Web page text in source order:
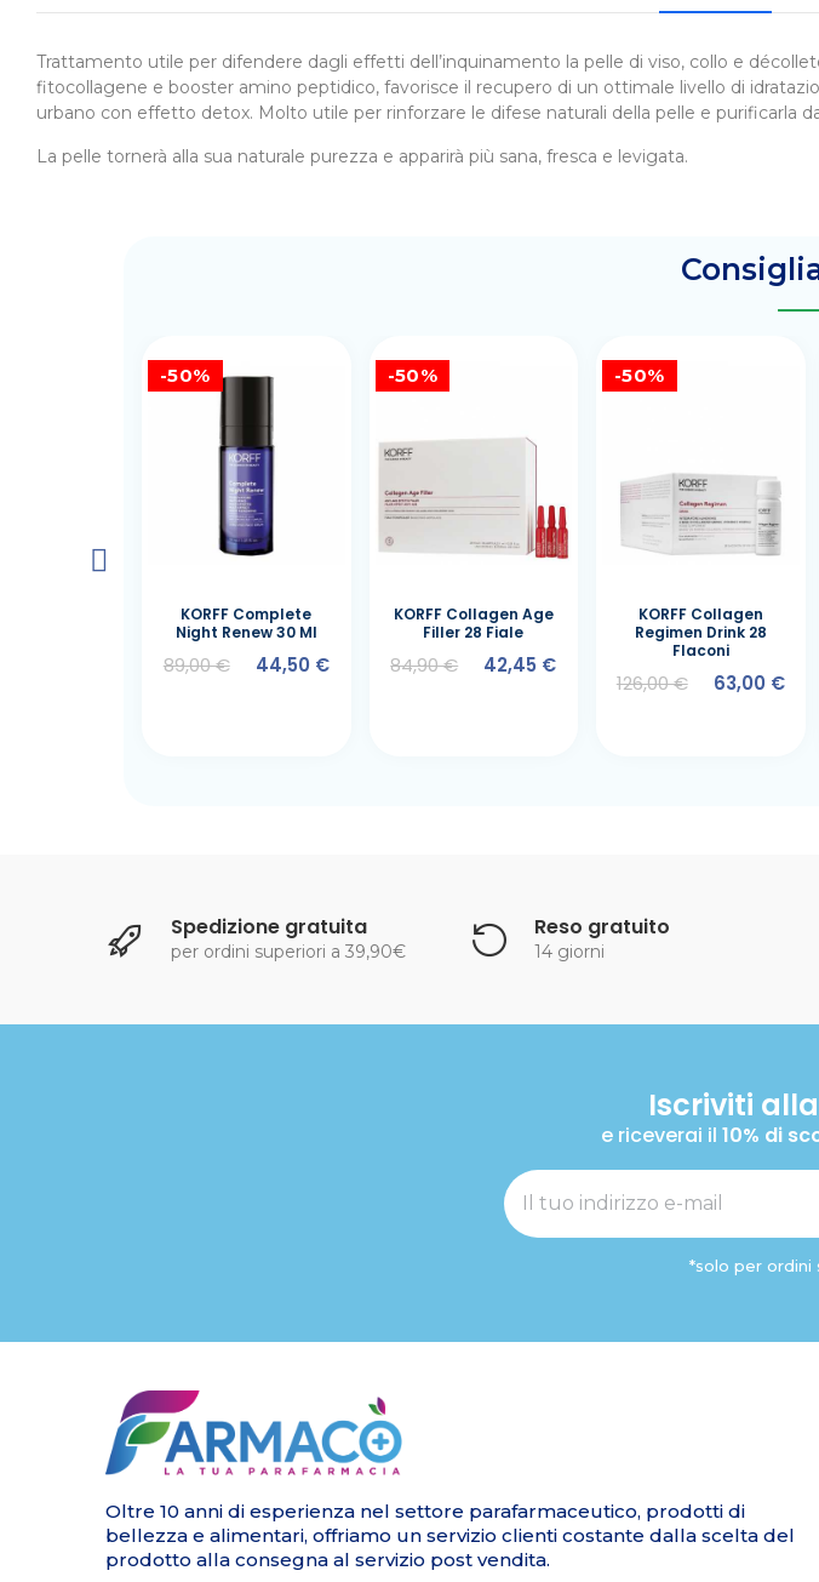
Trattamento utile per difendere dagli effetti dell’inquinamento la pelle di viso, collo e
fitocollagene e booster amino peptidico, favorisce il recupero di un ottimale livello di
urbano con effetto detox. Molto utile per rinforzare le difese naturali della pelle e purificarla
La pelle tornerà alla sua naturale purezza e apparirà più sana, fresca e levigata.
-50%
KORFF Complete
Night Renew 30 Ml
89,00 € 44,50 €
-50%
KORFF Collagen Age
Filler 28 Fiale
84,90 € 42,45 €
-50%
KORFF Collagen
Regimen Drink 28
Flaconi
126,00 € 63,00 €
Spedizione gratuita
per ordini superiori a 39,90€
Reso gratuito
14 giorni
Iscriviti
e riceverai il 10% di
*solo per ordini
Oltre 10 anni di esperienza nel settore parafarmaceutico, prodotti di
bellezza e alimentari, offriamo un servizio clienti costante dalla scelta del
prodotto alla consegna al servizio post vendita.